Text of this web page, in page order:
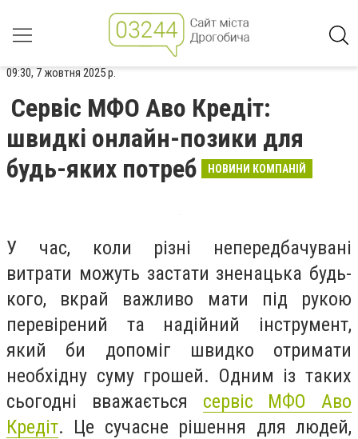
09:30, 7 жовтня 2025 р.
Сервіс МФО Аво Кредіт:
швидкі онлайн-позики для
будь-яких потреб
НОВИНИ КОМПАНІЙ
У час, коли різні непередбачувані
витрати можуть застати зненацька будь-
кого, вкрай важливо мати під рукою
перевірений та надійний інструмент,
який би допоміг швидко отримати
необхідну суму грошей. Одним із таких
сьогодні вважається сервіс МФО Аво
Кредіт. Це сучасне рішення для людей,